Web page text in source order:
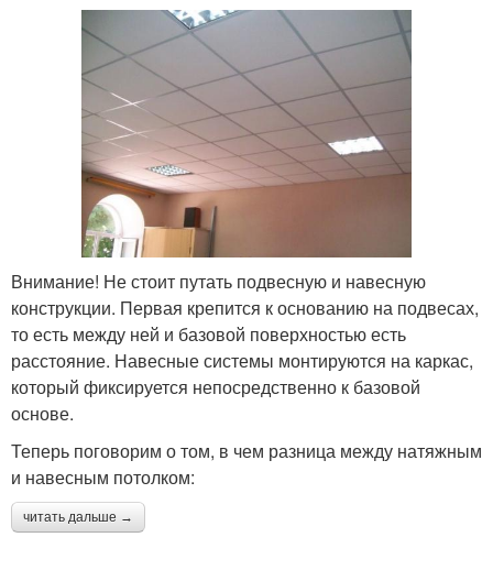
Внимание! Не стоит путать подвесную и навесную
конструкции. Первая крепится к основанию на подвесах,
то есть между ней и базовой поверхностью есть
расстояние. Навесные системы монтируются на каркас,
который фиксируется непосредственно к базовой
основе.
Теперь поговорим о том, в чем разница между натяжным
и навесным потолком:
читать дальше →